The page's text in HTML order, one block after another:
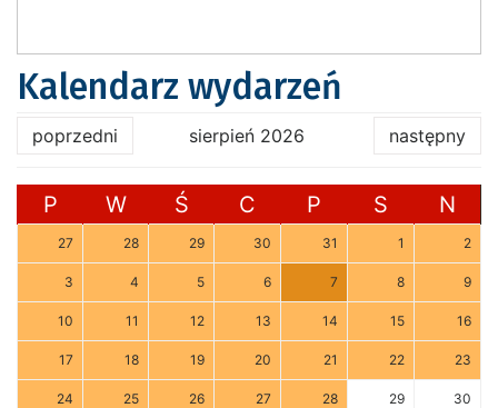
Kalendarz wydarzeń
poprzedni sierpień 2026 następny
P W Ś C P S N
27 28 29 30 31 1 2
3 4 5 6 7 8 9
10 11 12 13 14 15 16
17 18 19 20 21 22 23
24 25 26 27 28 29 30